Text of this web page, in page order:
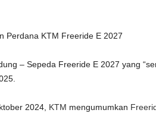
Perdana KTM Freeride E 2027
– Sepeda Freeride E 2027 yang
2024, KTM mengumumkan